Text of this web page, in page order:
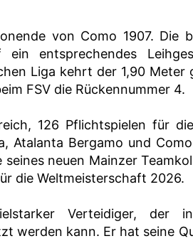
von Como 1907. Die
entsprechendes
Liga kehrt der 1,90 Meter
FSV die Rückennummer 4.
126 Pflichtspielen für
Atalanta Bergamo und
neuen Mainzer
die Weltmeisterschaft 2026.
Verteidiger, der
werden kann. Er hat seine